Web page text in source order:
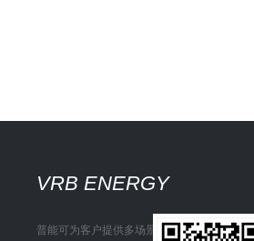
VRB ENERGY
普能可为客户提供多场景储能解决方案